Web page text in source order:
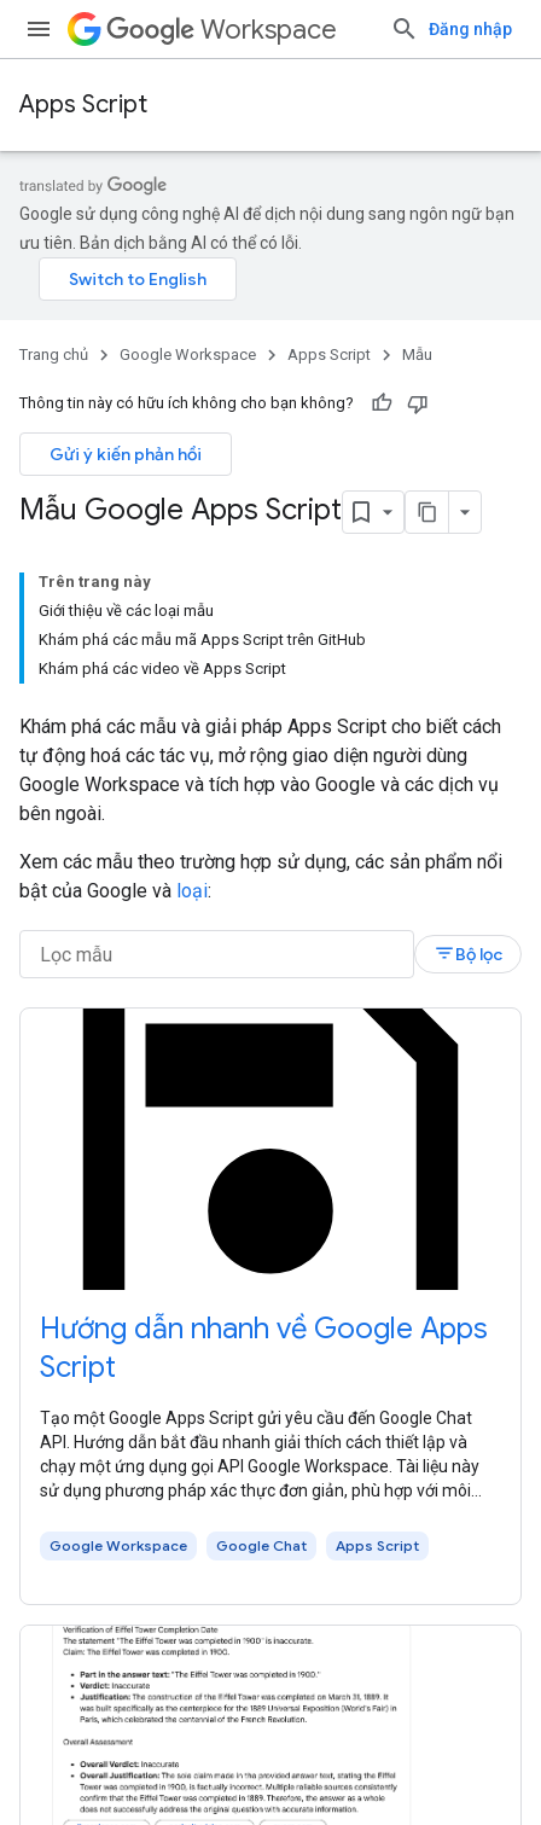
Workspace Đăng nhập
Apps Script
Google sử dụng công nghệ AI để dịch nội dung sang ngôn ngữ bạn
ưu tiên. Bản dịch bằng AI có thể có lỗi.
Trang chủ Google Workspace Apps Script Mẫu
Thông tin này có hữu ích không cho bạn không?
Gửi ý kiến phản hồi
Mẫu Google Apps Script
Trên trang này
Giới thiệu về các loại mẫu
Khám phá các mẫu mã Apps Script trên GitHub
Khám phá các video về Apps Script
Khám phá các mẫu và giải pháp Apps Script cho biết cách
tự động hoá các tác vụ, mở rộng giao diện người dùng
Google Workspace và tích hợp vào Google và các dịch vụ
bên ngoài.
Xem các mẫu theo trường hợp sử dụng, các sản phẩm nổi
bật của Google và loại:
filter_listBộ lọc
Hướng dẫn nhanh về Google Apps
Script
Tạo một Google Apps Script gửi yêu cầu đến Google Chat
API. Hướng dẫn bắt đầu nhanh giải thích cách thiết lập và
chạy một ứng dụng gọi API Google Workspace. Tài liệu này
sử dụng phương pháp xác thực đơn giản, phù hợp với môi
Google Workspace Google Chat Apps Script